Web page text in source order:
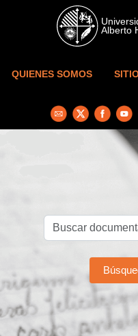
Skip to main content
QUIENES SOMOS